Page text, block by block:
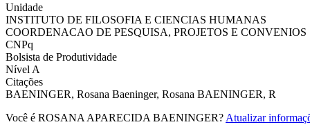
Unidade
INSTITUTO DE FILOSOFIA E CIENCIAS HUMANAS
COORDENACAO DE PESQUISA, PROJETOS E CONVENIOS
CNPq
Bolsista de Produtividade
Nível A
Citações
BAENINGER, Rosana Baeninger, Rosana BAENINGER, R
Você é ROSANA APARECIDA BAENINGER? Atualizar